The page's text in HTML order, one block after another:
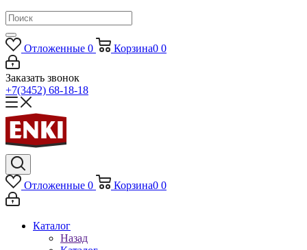
Отложенные 0 Корзина0 0
Заказать звонок
+7(3452) 68-18-18
Отложенные 0 Корзина0 0
Каталог
Назад